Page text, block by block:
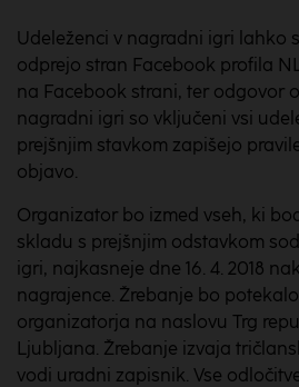
Udeleženci v nagradni igri lahko
odprejo stran Facebook profila
na Facebook strani, ter odgovor
nagradni igri so vključeni vsi
prejšnjim stavkom zapišejo
objavo.
Organizator bo izmed vseh, ki
skladu s prejšnjim odstavkom
igri, najkasneje dne 16. 4. 2018
nagrajence. Žrebanje bo
organizatorja na naslovu Trg
Ljubljana. Žrebanje izvaja
vodi uradni zapisnik. Vse